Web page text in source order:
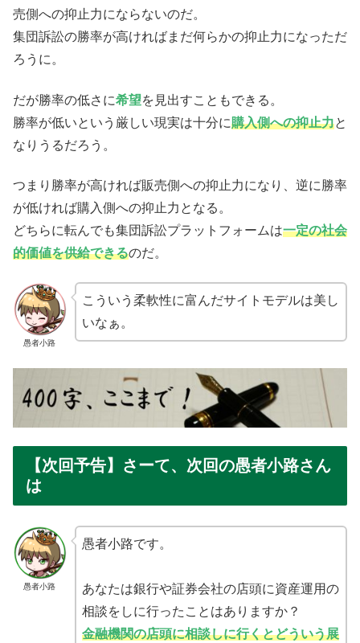
売側への抑止力にならないのだ。
集団訴訟の勝率が高ければまだ何らかの抑止力になっただ
ろうに。
だが勝率の低さに希望を見出すこともできる。
勝率が低いという厳しい現実は十分に購入側への抑止力と
なりうるだろう。
つまり勝率が高ければ販売側への抑止力になり、逆に勝率
が低ければ購入側への抑止力となる。
どちらに転んでも集団訴訟プラットフォームは一定の社会
的価値を供給できるのだ。
愚者小路
こういう柔軟性に富んだサイトモデルは美し
いなぁ。
【次回予告】さーて、次回の愚者小路さん
は
愚者小路
愚者小路です。
あなたは銀行や証券会社の店頭に資産運用の
相談をしに行ったことはありますか？
金融機関の店頭に相談しに行くとどういう展